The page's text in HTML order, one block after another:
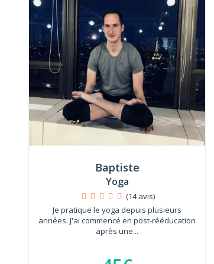
Baptiste
Yoga
(14 avis)
Je pratique le yoga depuis plusieurs
années. J'ai commencé en post-rééducation
après une...